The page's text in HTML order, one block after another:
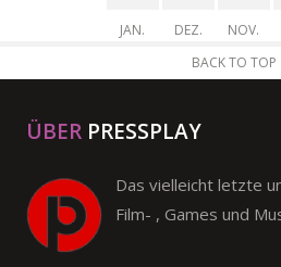
JAN. DEZ. NOV.
BACK TO TOP
ÜBER PRESSPLAY
Das vielleicht letzte
Film- , Games und